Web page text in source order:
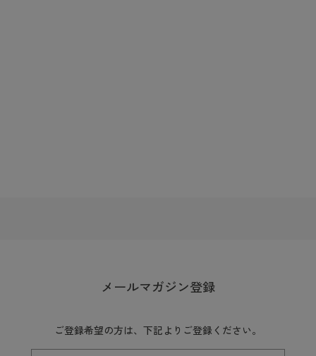
メールマガジン登録
ご登録希望の方は、下記よりご登録ください。